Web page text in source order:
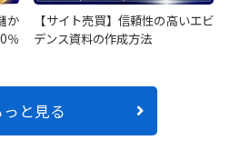
か
％
【サイト売買】信頼性の高いエビ
デンス資料の作成方法
っと見る